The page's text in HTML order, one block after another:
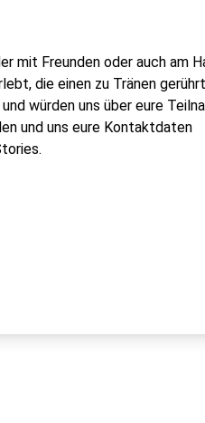
mit Freunden oder auch am
die einen zu Tränen
würden uns über eure
und uns eure Kontaktdaten